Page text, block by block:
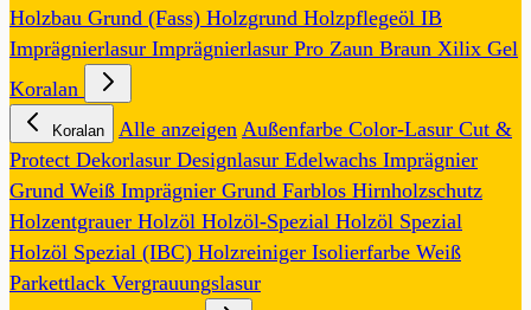
Holzbau Grund (Fass) Holzgrund Holzpflegeöl IB
Imprägnierlasur Imprägnierlasur Pro Zaun Braun Xilix Gel
Koralan
Koralan Alle anzeigen Außenfarbe Color-Lasur Cut &
Protect Dekorlasur Designlasur Edelwachs Imprägnier
Grund Weiß Imprägnier Grund Farblos Hirnholzschutz
Holzentgrauer Holzöl Holzöl-Spezial Holzöl Spezial
Holzöl Spezial (IBC) Holzreiniger Isolierfarbe Weiß
Parkettlack Vergrauungslasur